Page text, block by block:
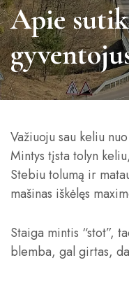
Apie
Važiuoju sau keliu
Mintys tįsta tolyn
Stebiu tolumą ir
mašinas iškėlęs
Staiga mintis “stot”,
blemba, gal girtas,